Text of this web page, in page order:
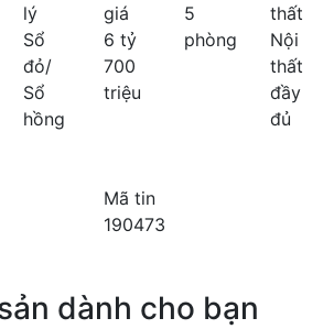
lý
Sổ
đỏ/
Sổ
hồng
giá
6 tỷ
700
triệu
5
phòng
thất
Nội
thất
đầy
đủ
Mã tin
190473
dành cho bạn